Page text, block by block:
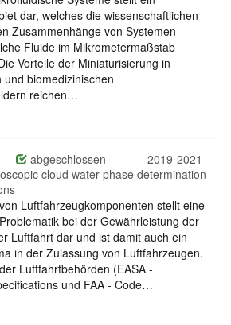
dar, welches die wissenschaftlichen
Zusammenhänge von Systemen
Fluide im Mikrometermaßstab
Vorteile der Miniaturisierung in
und biomedizinischen
reichen…
abgeschlossen
2019-2021
cloud water phase determination
Luftfahrzeugkomponenten stellt eine
bei der Gewährleistung der
Luftfahrt dar und ist damit auch ein
in der Zulassung von Luftfahrzeugen.
Luftfahrtbehörden (EASA -
und FAA - Code…